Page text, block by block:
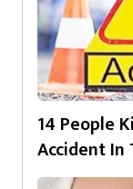
14 People
Accident In